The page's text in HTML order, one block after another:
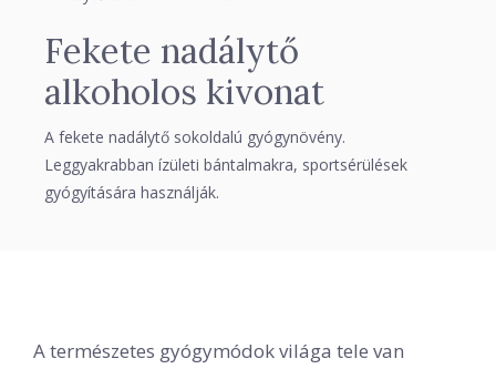
Fekete nadálytő
alkoholos kivonat
A fekete nadálytő sokoldalú gyógynövény.
Leggyakrabban ízületi bántalmakra, sportsérülések
gyógyítására használják.
A természetes gyógymódok világa tele van